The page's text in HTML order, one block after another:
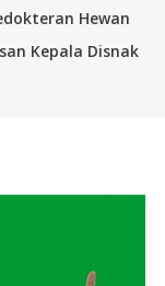
Hewan
Kepala Disnak